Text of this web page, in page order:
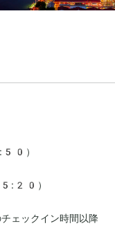
）
）
ェックイン時間以降